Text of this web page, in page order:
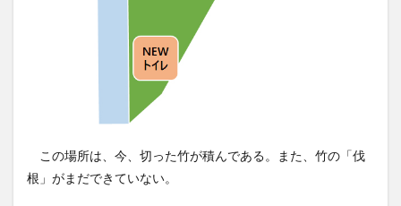
この場所は、今、切った竹が積んである。また、竹の「伐
根」がまだできていない。